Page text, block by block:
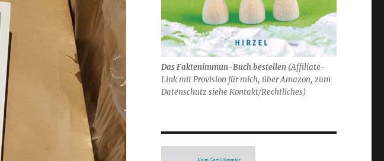
Das Faktenimmun-Buch bestellen(Affiliate-
Link mit Provision für mich, über Amazon, zum
Datenschutz siehe Kontakt/Rechtliches)